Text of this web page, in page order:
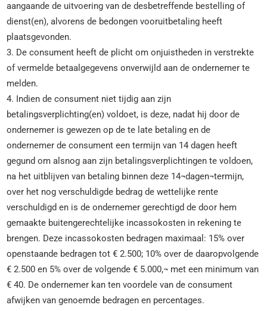
aangaande de uitvoering van de desbetreffende bestelling of
dienst(en), alvorens de bedongen vooruitbetaling heeft
plaatsgevonden.
3. De consument heeft de plicht om onjuistheden in verstrekte
of vermelde betaalgegevens onverwijld aan de ondernemer te
melden.
4. Indien de consument niet tijdig aan zijn
betalingsverplichting(en) voldoet, is deze, nadat hij door de
ondernemer is gewezen op de te late betaling en de
ondernemer de consument een termijn van 14 dagen heeft
gegund om alsnog aan zijn betalingsverplichtingen te voldoen,
na het uitblijven van betaling binnen deze 14¬dagen¬termijn,
over het nog verschuldigde bedrag de wettelijke rente
verschuldigd en is de ondernemer gerechtigd de door hem
gemaakte buitengerechtelijke incassokosten in rekening te
brengen. Deze incassokosten bedragen maximaal: 15% over
openstaande bedragen tot € 2.500; 10% over de daaropvolgende
€ 2.500 en 5% over de volgende € 5.000,¬ met een minimum van
€ 40. De ondernemer kan ten voordele van de consument
afwijken van genoemde bedragen en percentages.